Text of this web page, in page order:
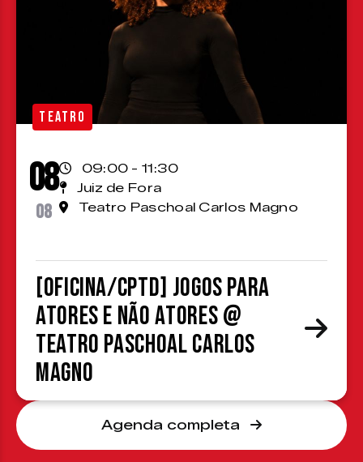
TEATRO
08
08
09:00 - 11:30
Juiz de Fora
Teatro Paschoal Carlos Magno
[OFICINA/CPTD] Jogos para
atores e não atores @
Teatro Paschoal Carlos
Magno
Agenda completa